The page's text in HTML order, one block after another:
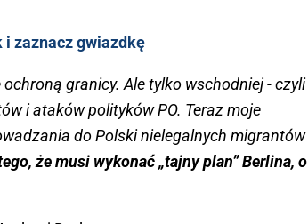
i zaznacz gwiazdkę
granicy. Ale tylko wschodniej - czyli
i ataków polityków PO. Teraz moje
do Polski nielegalnych migrantów
że musi wykonać „tajny plan” Berlina, o